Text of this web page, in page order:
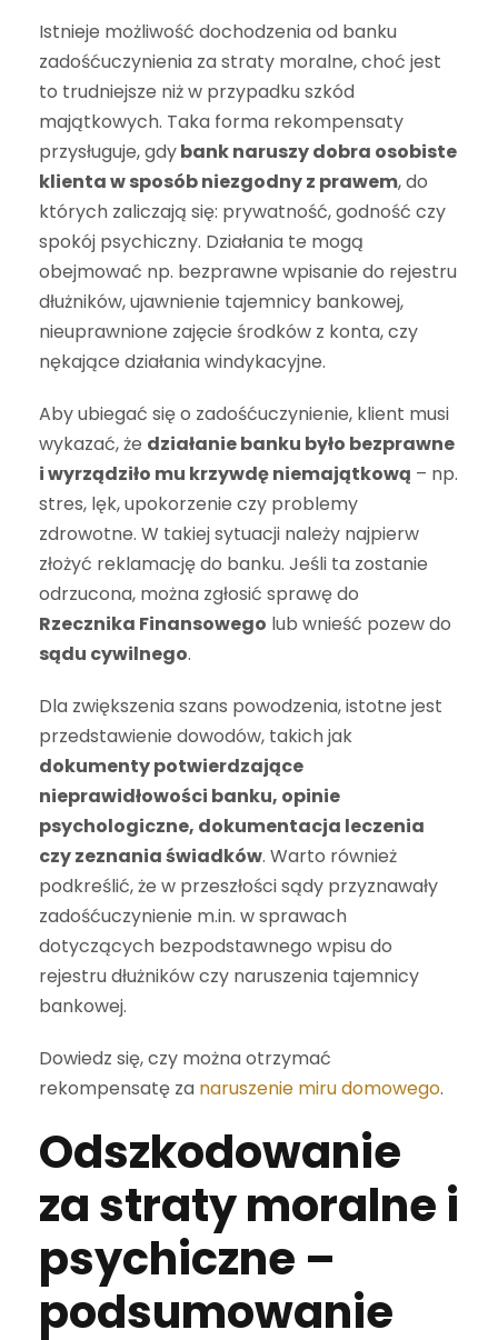
Istnieje możliwość dochodzenia od banku
zadośćuczynienia za straty moralne, choć jest
to trudniejsze niż w przypadku szkód
majątkowych. Taka forma rekompensaty
przysługuje, gdybank naruszy dobra osobiste
klienta w sposób niezgodny z prawem, do
których zaliczają się: prywatność, godność czy
spokój psychiczny. Działania te mogą
obejmować np. bezprawne wpisanie do rejestru
dłużników, ujawnienie tajemnicy bankowej,
nieuprawnione zajęcie środków z konta, czy
nękające działania windykacyjne.
Aby ubiegać się o zadośćuczynienie, klient musi
wykazać, że działanie banku było bezprawne
i wyrządziło mu krzywdę niemajątkową – np.
stres, lęk, upokorzenie czy problemy
zdrowotne. W takiej sytuacji należy najpierw
złożyć reklamację do banku. Jeśli ta zostanie
odrzucona, można zgłosić sprawę do
Rzecznika Finansowego lub wnieść pozew do
sądu cywilnego.
Dla zwiększenia szans powodzenia, istotne jest
przedstawienie dowodów, takich jak
dokumenty potwierdzające
nieprawidłowości banku, opinie
psychologiczne, dokumentacja leczenia
czy zeznania świadków. Warto również
podkreślić, że w przeszłości sądy przyznawały
zadośćuczynienie m.in. w sprawach
dotyczących bezpodstawnego wpisu do
rejestru dłużników czy naruszenia tajemnicy
bankowej.
Dowiedz się, czy można otrzymać
rekompensatę za naruszenie miru domowego.
Odszkodowanie
za straty moralne i
psychiczne –
podsumowanie